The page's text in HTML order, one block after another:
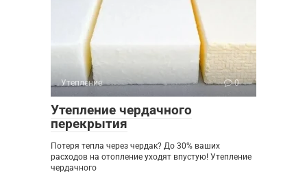
Утепление 0
Утепление чердачного
перекрытия
Потеря тепла через чердак? До 30% ваших
расходов на отопление уходят впустую! Утепление
чердачного